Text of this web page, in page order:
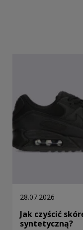
28.07.2026
Jak czyścić
syntetyczną?